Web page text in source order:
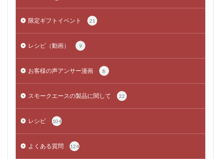
限定ギフトイベント 21
レシピ（動画） 9
お客様の声アンサー漫画 8
スモークエースの製品に関して 22
レシピ 104
よくある質問 124